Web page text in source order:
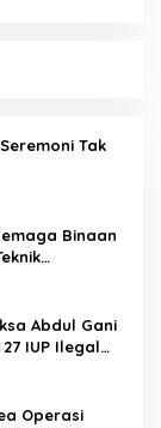
Tak
Binaan
di Laut
Abdul Gani
IUP Ilegal
Operasi